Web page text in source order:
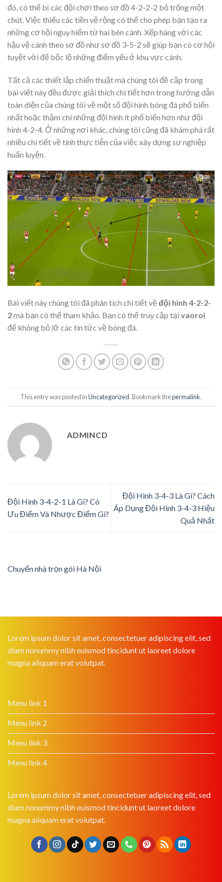
đó, có thể bị các đội chơi theo sơ đồ 4-2-2-2 bỏ trống một
chút. Việc thiếu các tiền vệ rộng có thể cho phép bạn tạo ra
những cơ hội nguy hiểm từ hai bên cánh. Xếp hàng với các
hậu vệ cánh theo sơ đồ như sơ đồ 3-5-2 sẽ giúp bạn có cơ hội
tuyệt vời để bộc lộ những điểm yếu ở khu vực cánh.
Tất cả các thiết lập chiến thuật mà chúng tôi đề cập trong
bài viết này đều được giải thích chi tiết hơn trong hướng dẫn
toàn diện của chúng tôi về một số đội hình bóng đá phổ biến
nhất hoặc thậm chí những đội hình ít phổ biến hơn như đội
hình 4-2-4. Ở những nơi khác, chúng tôi cũng đã khám phá rất
nhiều chi tiết về tính thực tiễn của việc xây dựng sự nghiệp
huấn luyện.
Bài viết này chúng tôi đã phân tích chi tiết về đội hình 4-2-2-
2mà bạn có thể tham khảo. Bạn có thể truy cập tại vaoroi
để không bỏ lỡ các tin tức về bóng đá.
This entry was posted inUncategorized. Bookmark thepermalink.
ADMINCD
Đội Hình 3-4-2-1 Là Gì? Có
Ưu Điểm Và Nhược Điểm Gì?
Đội Hình 3-4-3 Là Gì? Cách
Áp Dụng Đội Hình 3-4-3 Hiệu
Quả Nhất
Chuyển nhà trọn gói Hà Nội
Lorem ipsum dolor sit amet, consectetuer adipiscing elit, sed
diam nonummy nibh euismod tincidunt ut laoreet dolore
magna aliquam erat volutpat.
Menu link 1
Menu link 2
Menu link 3
Menu link 4
Lorem ipsum dolor sit amet, consectetuer adipiscing elit, sed
diam nonummy nibh euismod tincidunt ut laoreet dolore
magna aliquam erat volutpat.